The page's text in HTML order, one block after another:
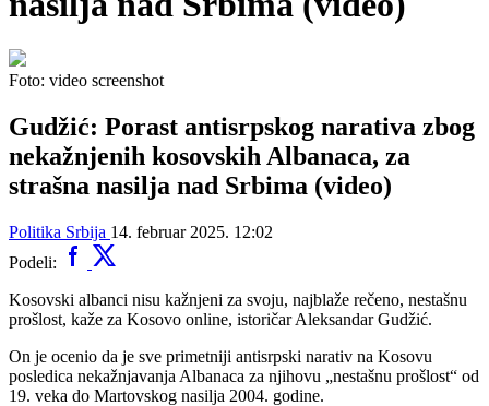
Foto: video screenshot
Gudžić: Porast antisrpskog narativa zbog
nekažnjenih kosovskih Albanaca, za
strašna nasilja nad Srbima (video)
Politika Srbija 14. februar 2025. 12:02
Podeli:
Kosovski albanci nisu kažnjeni za svoju, najblaže rečeno, nestašnu
prošlost, kaže za Kosovo online, istoričar Aleksandar Gudžić.
On je ocenio da je sve primetniji antisrpski narativ na Kosovu
posledica nekažnjavanja Albanaca za njihovu „nestašnu prošlost“ od
19. veka do Martovskog nasilja 2004. godine.